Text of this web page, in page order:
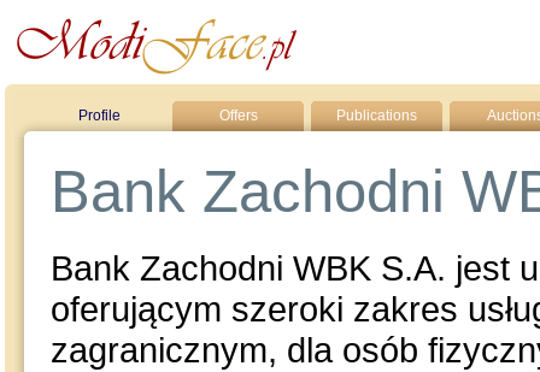
Profile Offers Publications
Bank Zachodni
Bank Zachodni WBK S.A. jest
oferującym szeroki zakres
zagranicznym, dla osób